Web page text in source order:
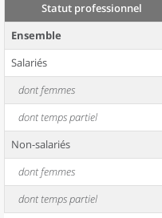
Statut professionnel
Ensemble
Salariés
dont femmes
dont temps partiel
Non-salariés
dont femmes
dont temps partiel